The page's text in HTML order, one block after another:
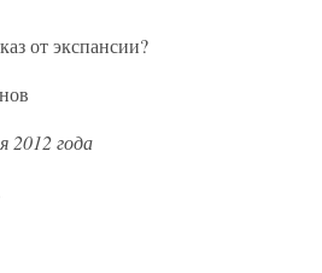
от экспансии?
2012 года